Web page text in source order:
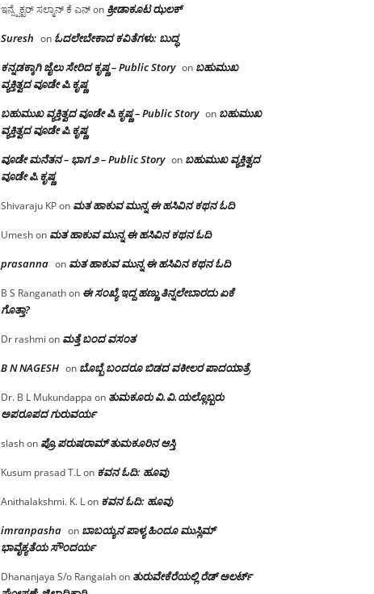
ಇನ್ಸ್ಪೆಕ್ಟರ್ ಸಲ್ಮಾನ್ ಕೆ ಎನ್on ಕ್ರೀಡಾಕೂಟ ಝಲಕ್
Suresh on ಓದಲೇಬೇಕಾದ‌ ಕವಿತೆಗಳು: ಬುದ್ಧ
ಕನ್ನಡಕ್ಕಾಗಿ ಜೈಲು ಸೇರಿದ ಕೃಷ್ಣ – Public Story on ಬಹುಮುಖ
ವ್ಯಕ್ತಿತ್ವದ ವೂಡೇ ಪಿ.ಕೃಷ್ಣ
ಬಹುಮುಖ ವ್ಯಕ್ತಿತ್ವದ ವೂಡೇ ಪಿ.ಕೃಷ್ಣ – Public Story on ಬಹುಮುಖ
ವ್ಯಕ್ತಿತ್ವದ ವೂಡೇ ಪಿ.ಕೃಷ್ಣ
ವೂಡೇ ಮನೆತನ – ಭಾಗ ೨ – Public Story on ಬಹುಮುಖ ವ್ಯಕ್ತಿತ್ವದ
ವೂಡೇ ಪಿ.ಕೃಷ್ಣ
Shivaraju KPon ಮತ ಹಾಕುವ ಮುನ್ನ ಈ ಹಸಿವಿನ ಕಥನ ಓದಿ
Umeshon ಮತ ಹಾಕುವ ಮುನ್ನ ಈ ಹಸಿವಿನ ಕಥನ ಓದಿ
prasanna on ಮತ ಹಾಕುವ ಮುನ್ನ ಈ ಹಸಿವಿನ ಕಥನ ಓದಿ
B S Ranganathon ಈ ಸಂಖ್ಯೆ ಇದ್ದ ಹಣ್ಣು ತಿನ್ನಲೇಬಾರದು ಏಕೆ
ಗೊತ್ತಾ?
Dr rashmi on ಮತ್ತೆ ಬಂದ ವಸಂತ
B N NAGESH on ಬೊಬ್ಬೆ ಬಂದರೂ ಬಿಡದ ವಕೀಲರ ಪಾದಯಾತ್ರೆ
Dr. B L Mukundappa on ತುಮಕೂರು‌ ವಿ.ವಿ.ಯಲ್ಲೊಬ್ಬರು
ಅಪರೂಪದ ಗುರುವರ್ಯ
slashon ಪ್ರೊ.ಪರುಷರಾಮ್ ತುಮಕೂರಿನ ಆಸ್ತಿ
Kusum prasad T.Lon ಕವನ ಓದಿ: ಹೂವು
Anithalakshmi. K. Lon ಕವನ ಓದಿ: ಹೂವು
imranpasha on ಬಾಬಯ್ಯನ ಪಾಳ್ಯ ಹಿಂದೂ ಮುಸ್ಲಿಮ್
ಭಾವೈಕ್ಯತೆಯ ಸೌಂದರ್ಯ
Dhananjaya S/o Rangaiahon ತುರುವೇಕೆರೆಯಲ್ಲಿ ರೆಡ್ ಅಲರ್ಟ್